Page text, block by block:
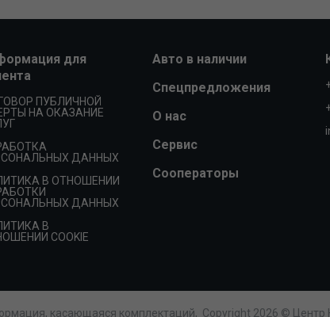
для
ПУБЛИЧНОЙ
НА ОКАЗАНИЕ
ДАННЫХ
В ОТНОШЕНИИ
ДАННЫХ
В
COOKIE
Авто в наличии
Спецпредложения
О нас
Сервис
Сооператоры
касающаяся комплектаций, Copyright 2026 © Центр